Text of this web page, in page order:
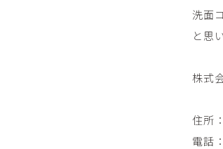
洗面
と思
株式
住所
電話